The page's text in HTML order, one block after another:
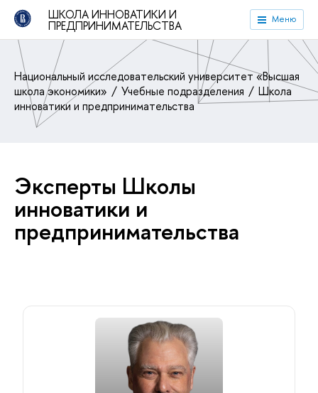
ШКОЛА ИННОВАТИКИ И
ПРЕДПРИНИМАТЕЛЬСТВА Меню
Национальный исследовательский университет «Высшая
школа экономики»
Учебные подразделения
Школа
инноватики и предпринимательства
Эксперты Школы
инноватики и
предпринимательства